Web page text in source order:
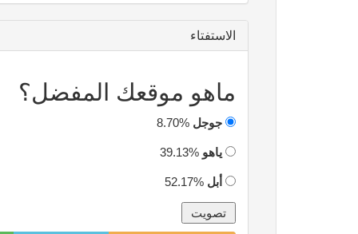
الاستفتاء
ماهو موقعك المفضل؟
جوجل 8.70%
ياهو 39.13%
أبل 52.17%